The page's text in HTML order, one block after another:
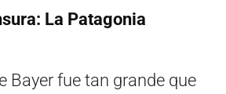
La Patagonia
Bayer fue tan grande que